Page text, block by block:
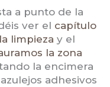
a punto de la
ver el capítulo
limpieza y el
la zona
la encimera
adhesivos